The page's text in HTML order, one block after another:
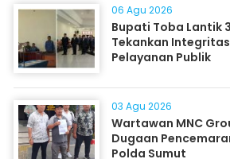
06 Agu 2026
Bupati Toba Lantik
Tekankan
Pelayanan Publik
03 Agu 2026
Wartawan MNC
Dugaan
Polda Sumut